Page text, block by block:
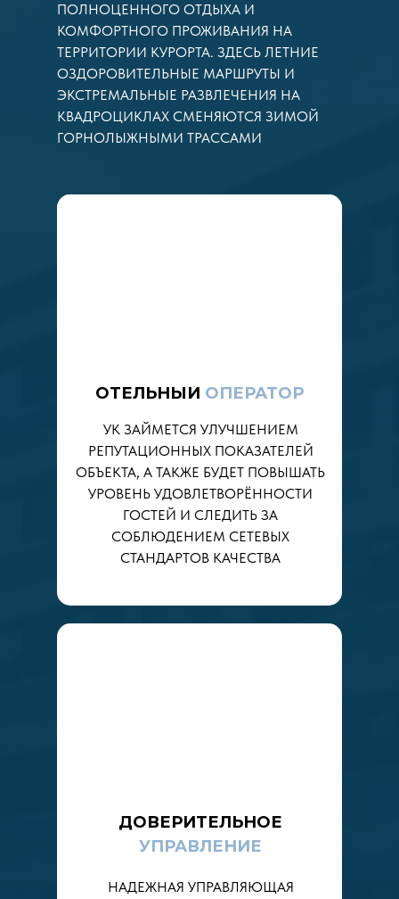
ПОЛНОЦЕННОГО ОТДЫХА И
КОМФОРТНОГО ПРОЖИВАНИЯ НА
ТЕРРИТОРИИ КУРОРТА. ЗДЕСЬ ЛЕТНИЕ
ОЗДОРОВИТЕЛЬНЫЕ МАРШРУТЫ И
ЭКСТРЕМАЛЬНЫЕ РАЗВЛЕЧЕНИЯ НА
КВАДРОЦИКЛАХ СМЕНЯЮТСЯ ЗИМОЙ
ГОРНОЛЫЖНЫМИ ТРАССАМИ
ОТЕЛЬНЫЙ ОПЕРАТОР
УК ЗАЙМЕТСЯ УЛУЧШЕНИЕМ
РЕПУТАЦИОННЫХ ПОКАЗАТЕЛЕЙ
ОБЪЕКТА, А ТАКЖЕ БУДЕТ ПОВЫШАТЬ
УРОВЕНЬ УДОВЛЕТВОРЁННОСТИ
ГОСТЕЙ И СЛЕДИТЬ ЗА
СОБЛЮДЕНИЕМ СЕТЕВЫХ
СТАНДАРТОВ КАЧЕСТВА
ДОВЕРИТЕЛЬНОЕ
УПРАВЛЕНИЕ
НАДЕЖНАЯ УПРАВЛЯЮЩАЯ